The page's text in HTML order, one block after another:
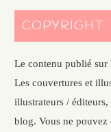
COPYRIGHT
Le contenu publié
Les couvertures et
illustrateurs /
blog. Vous ne pouvez